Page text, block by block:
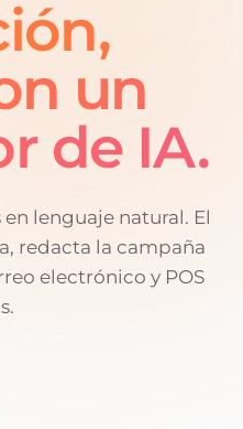
un
de IA.
lenguaje natural. El
redacta la campaña
electrónico y POS